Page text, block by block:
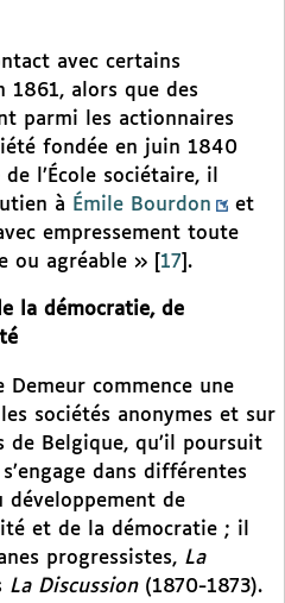
avec certains
1861, alors que des
parmi les actionnaires
fondée en juin 1840
l’École sociétaire, il
à Émile Bourdon
et
empressement toute
ou agréable »
17 .
la démocratie, de
commence une
sociétés anonymes et sur
de Belgique, qu’il poursuit
dans différentes
développement de
et de la démocratie ; il
progressistes, La
La Discussion (1870-1873).